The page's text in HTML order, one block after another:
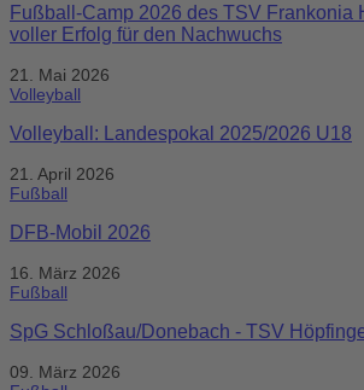
Fußball-Camp 2026 des TSV Frankonia
voller Erfolg für den Nachwuchs
21. Mai 2026
Volleyball
Volleyball: Landespokal 2025/2026 U18
21. April 2026
Fußball
DFB-Mobil 2026
16. März 2026
Fußball
SpG Schloßau/Donebach - TSV
09. März 2026